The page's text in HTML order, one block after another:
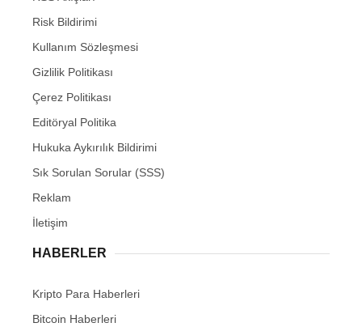
Risk Bildirimi
Kullanım Sözleşmesi
Gizlilik Politikası
Çerez Politikası
Editöryal Politika
Hukuka Aykırılık Bildirimi
Sık Sorulan Sorular (SSS)
Reklam
İletişim
HABERLER
Kripto Para Haberleri
Bitcoin Haberleri